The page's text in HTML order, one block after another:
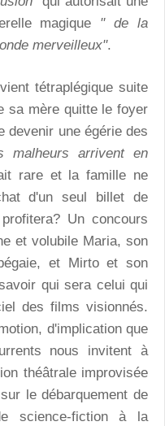
magique " de la
merveilleux".
tétraplégique suite
sa mère quitte le foyer
devenir une égérie des
malheurs arrivent en
rare et la famille ne
d'un seul billet de
Un concours
et volubile Maria, son
et Mirto et son
qui sera celui qui
des films visionnés.
d'implication que
nous invitent à
théâtrale improvisée
le débarquement de
science-fiction à la